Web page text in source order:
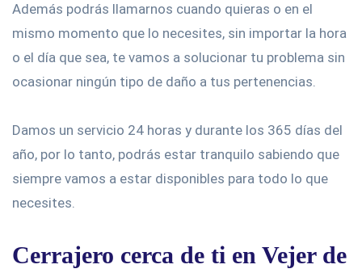
Además podrás llamarnos cuando quieras o en el
mismo momento que lo necesites, sin importar la hora
o el día que sea, te vamos a solucionar tu problema sin
ocasionar ningún tipo de daño a tus pertenencias.
Damos un servicio 24 horas y durante los 365 días del
año, por lo tanto, podrás estar tranquilo sabiendo que
siempre vamos a estar disponibles para todo lo que
necesites.
Cerrajero cerca de ti en Vejer de